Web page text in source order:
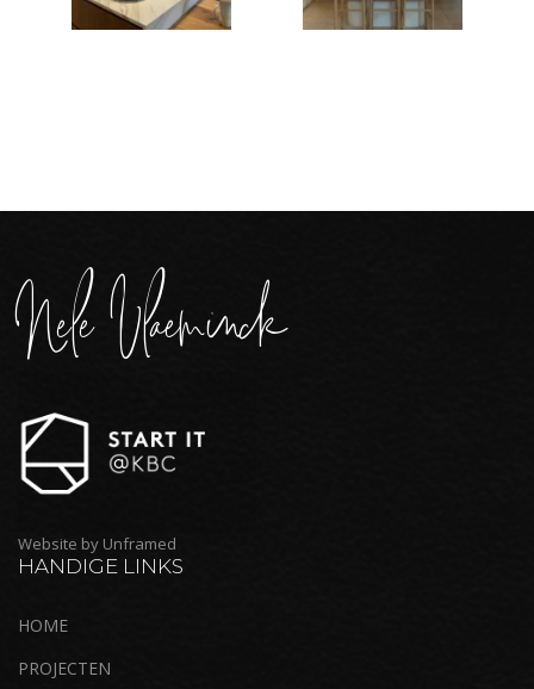
Nele Vlaeminck
Website by Unframed
HANDIGE LINKS
HOME
PROJECTEN